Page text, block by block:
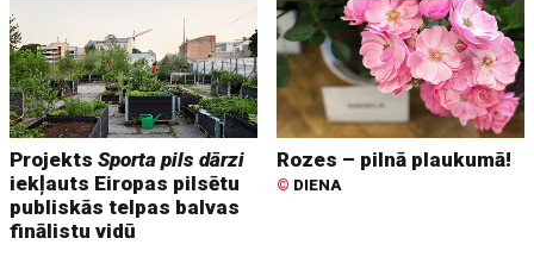
ProjektsSporta pils dārzi
iekļauts Eiropas pilsētu
publiskās telpas balvas
finālistu vidū
Rozes – pilnā plaukumā!
© DIENA